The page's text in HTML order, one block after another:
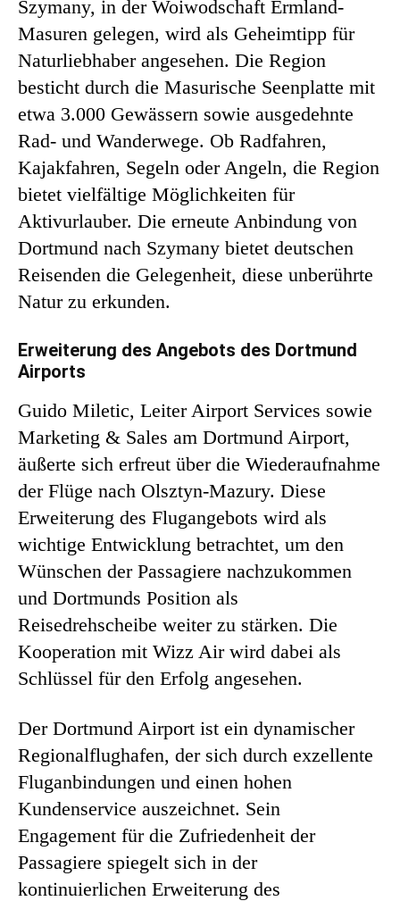
Szymany, in der Woiwodschaft Ermland-
Masuren gelegen, wird als Geheimtipp für
Naturliebhaber angesehen. Die Region
besticht durch die Masurische Seenplatte mit
etwa 3.000 Gewässern sowie ausgedehnte
Rad- und Wanderwege. Ob Radfahren,
Kajakfahren, Segeln oder Angeln, die Region
bietet vielfältige Möglichkeiten für
Aktivurlauber. Die erneute Anbindung von
Dortmund nach Szymany bietet deutschen
Reisenden die Gelegenheit, diese unberührte
Natur zu erkunden.
Erweiterung des Angebots des Dortmund
Airports
Guido Miletic, Leiter Airport Services sowie
Marketing & Sales am Dortmund Airport,
äußerte sich erfreut über die Wiederaufnahme
der Flüge nach Olsztyn-Mazury. Diese
Erweiterung des Flugangebots wird als
wichtige Entwicklung betrachtet, um den
Wünschen der Passagiere nachzukommen
und Dortmunds Position als
Reisedrehscheibe weiter zu stärken. Die
Kooperation mit Wizz Air wird dabei als
Schlüssel für den Erfolg angesehen.
Der Dortmund Airport ist ein dynamischer
Regionalflughafen, der sich durch exzellente
Fluganbindungen und einen hohen
Kundenservice auszeichnet. Sein
Engagement für die Zufriedenheit der
Passagiere spiegelt sich in der
kontinuierlichen Erweiterung des